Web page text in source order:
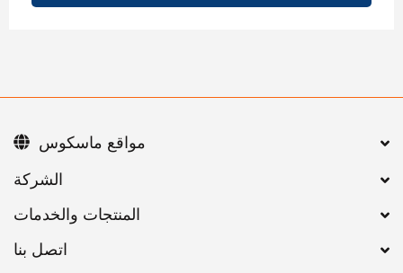
اتصل بنا
مواقع ماسكوس